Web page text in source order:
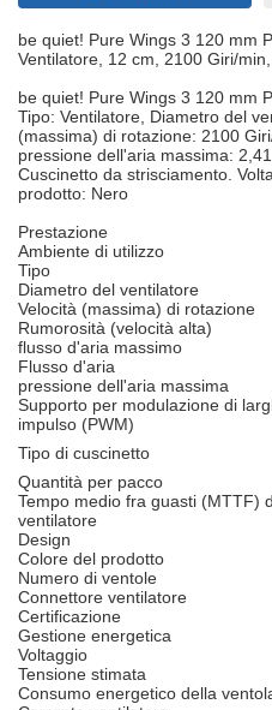
be quiet! Pure Wings 3 120 mm
Ventilatore, 12 cm, 2100 Giri/
be quiet! Pure Wings 3 120 mm
Tipo: Ventilatore, Diametro del
(massima) di rotazione: 2100
pressione dell'aria massima:
Cuscinetto da strisciamento.
prodotto: Nero
Prestazione
Ambiente di utilizzo
Tipo
Diametro del ventilatore
Velocità (massima) di rotazione
Rumorosità (velocità alta)
flusso d'aria massimo
Flusso d'aria
pressione dell'aria massima
Supporto per modulazione di
impulso (PWM)
Tipo di cuscinetto
Quantità per pacco
Tempo medio fra guasti (MTTF)
ventilatore
Design
Colore del prodotto
Numero di ventole
Connettore ventilatore
Certificazione
Gestione energetica
Voltaggio
Tensione stimata
Consumo energetico della